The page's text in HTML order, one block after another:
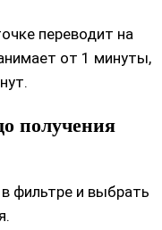
переводит на
от 1 минуты,
получения
фильтре и выбрать